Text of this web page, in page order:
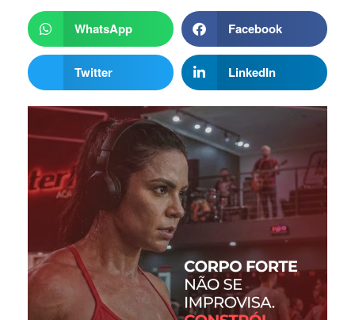
WhatsApp Facebook
Twitter LinkedIn